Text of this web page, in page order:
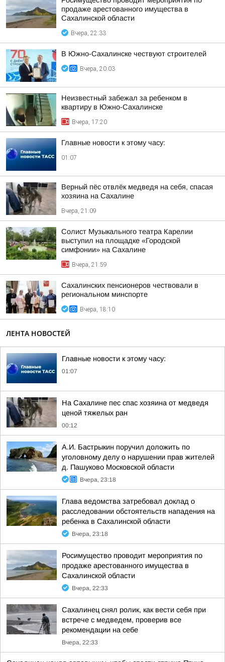
продаже арестованного имущества в
Сахалинской области
Вчера, 22:33
В Южно-Сахалинске чествуют строителей
Вчера, 20:03
Неизвестный забежал за ребенком в
квартиру в Южно-Сахалинске
Вчера, 17:20
Главные новости к этому часу:
01:07
Верный пёс отвлёк медведя на себя, спасая
хозяина на Сахалине
Вчера, 21:09
Солист Музыкального театра Карелии
выступил на площадке «Городской
симфонии» на Сахалине
Вчера, 21:59
Сахалинских пенсионеров чествовали в
региональном минспорте
Вчера, 18:10
ЛЕНТА НОВОСТЕЙ
Главные новости к этому часу:
01:07
На Сахалине пес спас хозяина от медведя
ценой тяжелых ран
00:12
А.И. Бастрыкин поручил доложить по
уголовному делу о нарушении прав жителей
д. Пашуково Московской области
Вчера, 23:18
Глава ведомства затребовал доклад о
расследовании обстоятельств нападения на
ребенка в Сахалинской области
Вчера, 23:18
Росимущество проводит мероприятия по
продаже арестованного имущества в
Сахалинской области
Вчера, 22:33
Сахалинец снял ролик, как вести себя при
встрече с медведем, проверив все
рекомендации на себе
Вчера, 22:33